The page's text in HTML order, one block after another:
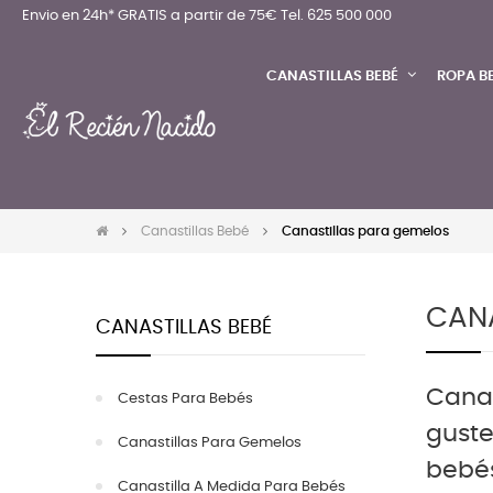
Envio en 24h* GRATIS a partir de 75€ Tel. 625 500 000
CANASTILLAS BEBÉ ROPA
Canastillas Bebé Canastillas para gemelos
CANASTILLAS BEBÉ
Cestas Para Bebés
Canastillas Para Gemelos
Canastilla A Medida Para Bebés